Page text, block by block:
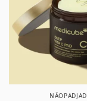
NÄOPADJAD